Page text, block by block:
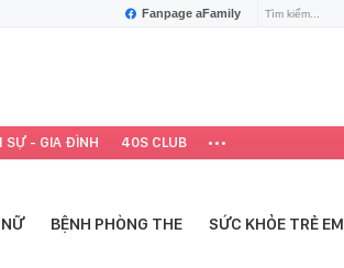
Fanpage aFamily
SỰ - GIA ĐÌNH 40S CLUB
BỆNH PHÒNG THE SỨC KHỎE TRẺ EM